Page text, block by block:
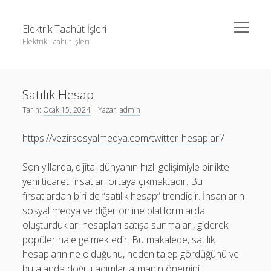
Elektrik Taahüt İşleri
Elektrik Taahüt İşleri
menüyü
aç
Liste
Sayfa Listesi
Tiktok Takipçi Hilesi Şifresiz
Liste
Sayfa Listesi
Tiktok Takipçi Hilesi Şifresiz
Ücretsiz Instagram Bayan Takipçi Hilesi
Satılık Hesap
Tarih: Ocak 15, 2024| Yazar:admin
https://vezirsosyalmedya.com/twitter-hesaplari/
Son yıllarda, dijital dünyanın hızlı gelişimiyle birlikte
yeni ticaret fırsatları ortaya çıkmaktadır. Bu
fırsatlardan biri de “satılık hesap” trendidir. İnsanların
sosyal medya ve diğer online platformlarda
oluşturdukları hesapları satışa sunmaları, giderek
popüler hale gelmektedir. Bu makalede, satılık
hesapların ne olduğunu, neden talep gördüğünü ve